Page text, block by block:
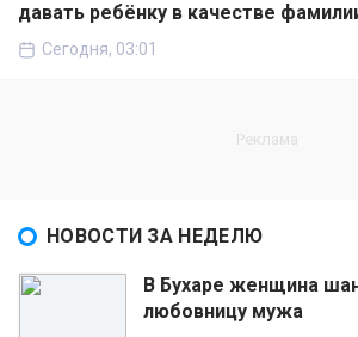
давать ребёнку в качестве
Сегодня, 03:01
НОВОСТИ ЗА НЕДЕЛЮ
В Бухаре женщина
любовницу мужа